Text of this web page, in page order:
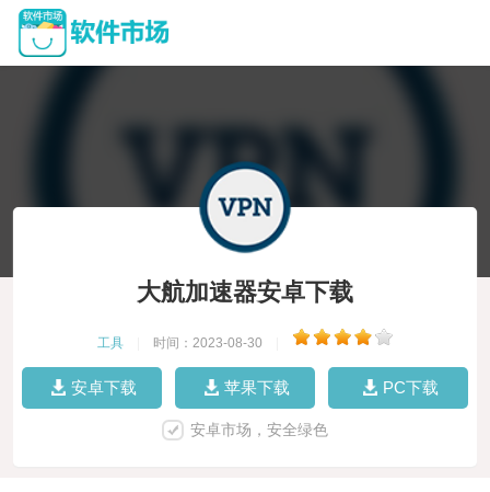
大航加速器安卓下载
工具 时间：2023-08-30
安卓下载 苹果下载 PC下载
安卓市场，安全绿色